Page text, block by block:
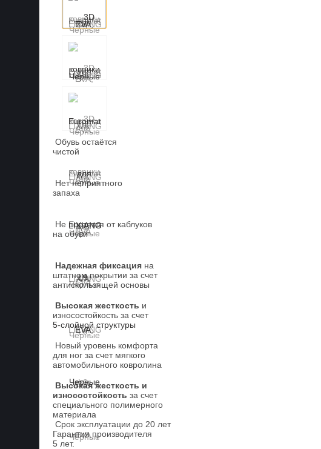
Обувь остаётся
чистой
Нет неприятного
запаха
Не портятся от каблуков
на обуви
Надежная фиксация на
штатном покрытии за счет
антискользящей основы
Высокая жесткость и
износостойкость за счет
5-слойной структуры
Новый уровень комфорта
для ног за счет мягкого
автомобильного ковролина
Высокая жесткость и
износостойкость за счет
специального полимерного
материала
Срок эксплуатации до 20 лет
Гарантия производителя
5 лет.